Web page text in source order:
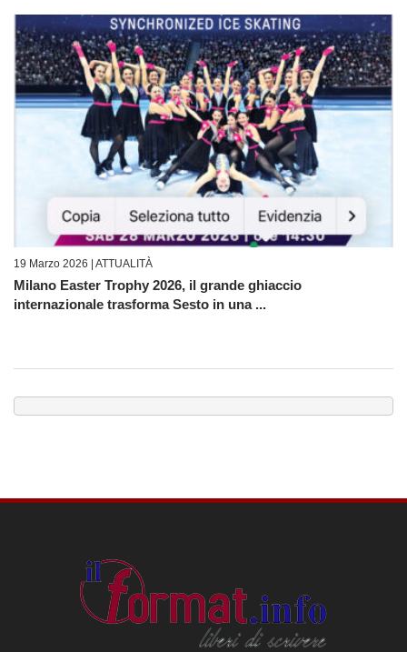
19 Marzo 2026 | ATTUALITÀ
Milano Easter Trophy 2026, il grande ghiaccio
internazionale trasforma Sesto in una ...